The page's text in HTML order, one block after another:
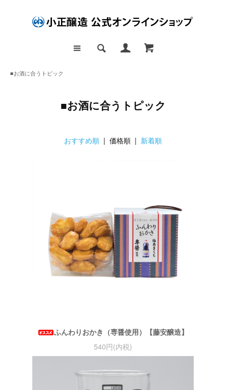
■お酒に合うトピック
■お酒に合うトピック
おすすめ順 | 価格順 | 新着順
ふんわりおかき（専醤使用）【藤安醸造】
540円(内税)